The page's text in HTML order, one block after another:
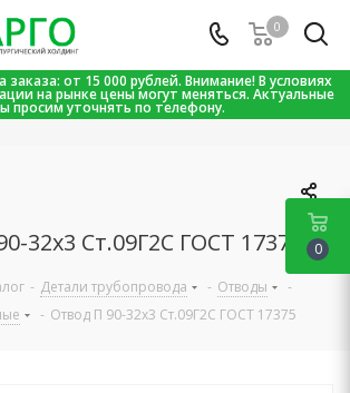
от 15 000 рублей. Внимание! В условиях
на рынке цены могут меняться. Актуальные
просим уточнять по телефону.
0
32х3 Ст.09Г2С ГОСТ 17375
- Детали трубопровода - Отводы
-
- Отвод П 90-32х3 Ст.09Г2С ГОСТ 17375
0